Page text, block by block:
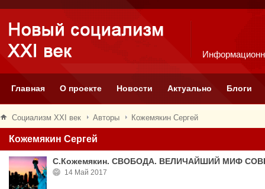
Главная О проекте Новости Актуально Блоги
Социализм XXI век Авторы Кожемякин Сергей
Кожемякин Сергей
С.Кожемякин. СВОБОДА. ВЕЛИЧАЙШИЙ МИФ
14 Май 2017